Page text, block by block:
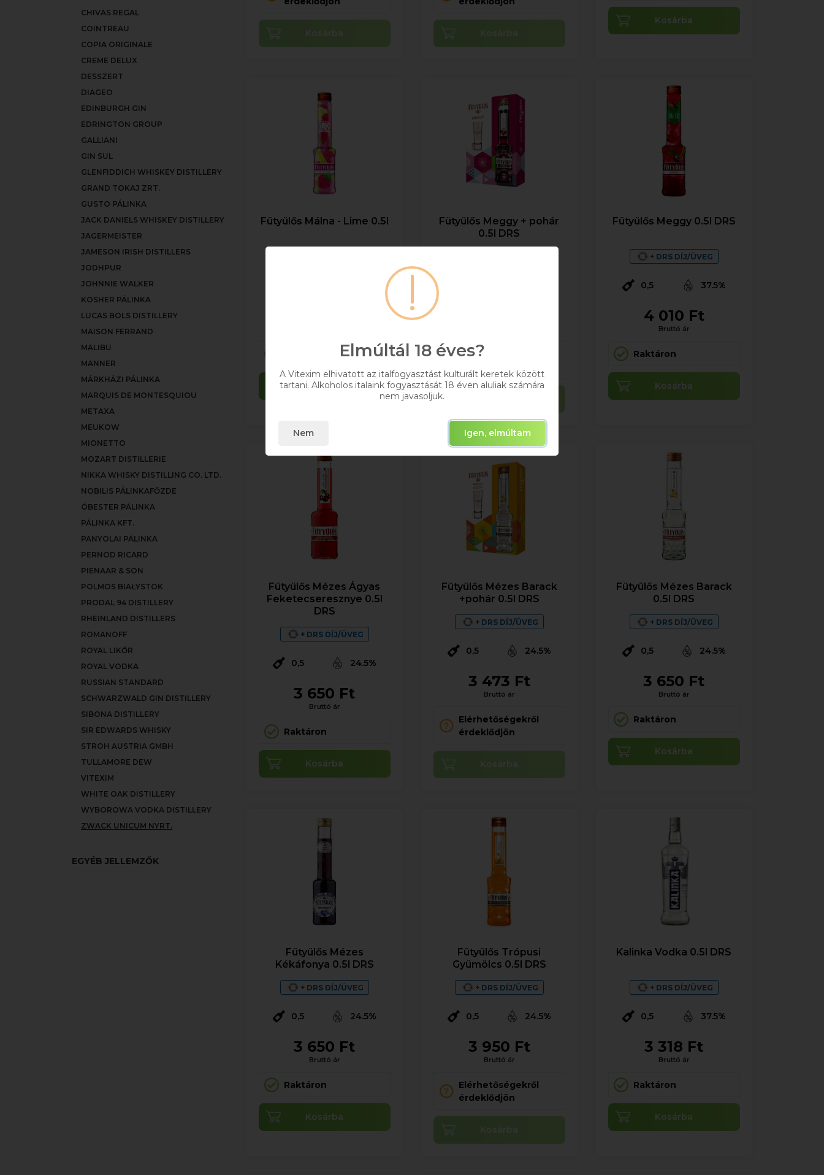
CHIVAS REGAL
COINTREAU
COPIA ORIGINALE
CREME DELUX
DESSZERT
DIAGEO
EDINBURGH GIN
EDRINGTON GROUP
GALLIANI
GIN SUL
GLENFIDDICH WHISKEY DISTILLERY
GRAND TOKAJ ZRT.
GUSTO PÁLINKA
JACK DANIELS WHISKEY DISTILLERY
JAGERMEISTER
JAMESON IRISH DISTILLERS
JODHPUR
JOHNNIE WALKER
KOSHER PÁLINKA
LUCAS BOLS DISTILLERY
MAISON FERRAND
MALIBU
MANNER
MÁRKHÁZI PÁLINKA
MARQUIS DE MONTESQUIOU
METAXA
MEUKOW
MIONETTO
MOZART DISTILLERIE
NIKKA WHISKY DISTILLING CO. LTD.
NOBILIS PÁLINKAFŐZDE
ÓBESTER PÁLINKA
PÁLINKA KFT.
PANYOLAI PÁLINKA
PERNOD RICARD
PIENAAR & SON
POLMOS BIAŁYSTOK
PRODAL 94 DISTILLERY
RHEINLAND DISTILLERS
ROMANOFF
ROYAL LIKŐR
ROYAL VODKA
RUSSIAN STANDARD
SCHWARZWALD GIN DISTILLERY
SIBONA DISTILLERY
SIR EDWARDS WHISKY
STROH AUSTRIA GMBH
TULLAMORE DEW
VITEXIM
WHITE OAK DISTILLERY
WYBOROWA VODKA DISTILLERY
ZWACK UNICUM NYRT.
EGYÉB JELLEMZŐK
Kosárba Kosárba
Kosárba
Fütyülős Málna - Lime 0.5l
Kosárba
Fütyülős Meggy + pohár
0.5l DRS
Elérhetőségekről
Fütyülős Meggy 0.5l DRS
+ DRS DÍJ/ÜVEG
0,5 37.5%
4 010 Ft
Bruttó ár
Raktáron
Kosárba
Fütyülős Mézes Ágyas
Feketecseresznye 0.5l
DRS
+ DRS DÍJ/ÜVEG
0,5 24.5%
3 650 Ft
Bruttó ár
Raktáron
Kosárba
Fütyülős Mézes Barack
+pohár 0.5l DRS
+ DRS DÍJ/ÜVEG
0,5 24.5%
3 473 Ft
Bruttó ár
Elérhetőségekről
érdeklődjön
Kosárba
Fütyülős Mézes Barack
0.5l DRS
+ DRS DÍJ/ÜVEG
0,5 24.5%
3 650 Ft
Bruttó ár
Raktáron
Kosárba
Fütyülős Mézes
Kékáfonya 0.5l DRS
+ DRS DÍJ/ÜVEG
0,5 24.5%
3 650 Ft
Bruttó ár
Raktáron
Kosárba
Fütyülős Trópusi
Gyümölcs 0.5l DRS
+ DRS DÍJ/ÜVEG
0,5 24.5%
3 950 Ft
Bruttó ár
Elérhetőségekről
érdeklődjön
Kosárba
Kalinka Vodka 0.5l DRS
+ DRS DÍJ/ÜVEG
0,5 37.5%
3 318 Ft
Bruttó ár
Raktáron
Kosárba
Elmúltál 18 éves?
A Vitexim elhivatott az italfogyasztást kulturált keretek között
tartani. Alkoholos italaink fogyasztását 18 éven aluliak számára
nem javasoljuk.
Nem Igen, elmúltam